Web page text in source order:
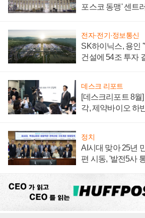
포스코 동맹' 센트
전자·전기·정보통신
SK하이닉스, 용인
건설에 54조 투자
데스크 리포트
[데스크리포트 8월
각, 제약바이오 하
정치
AI시대 맞아 25년
편 시동, '발전5사